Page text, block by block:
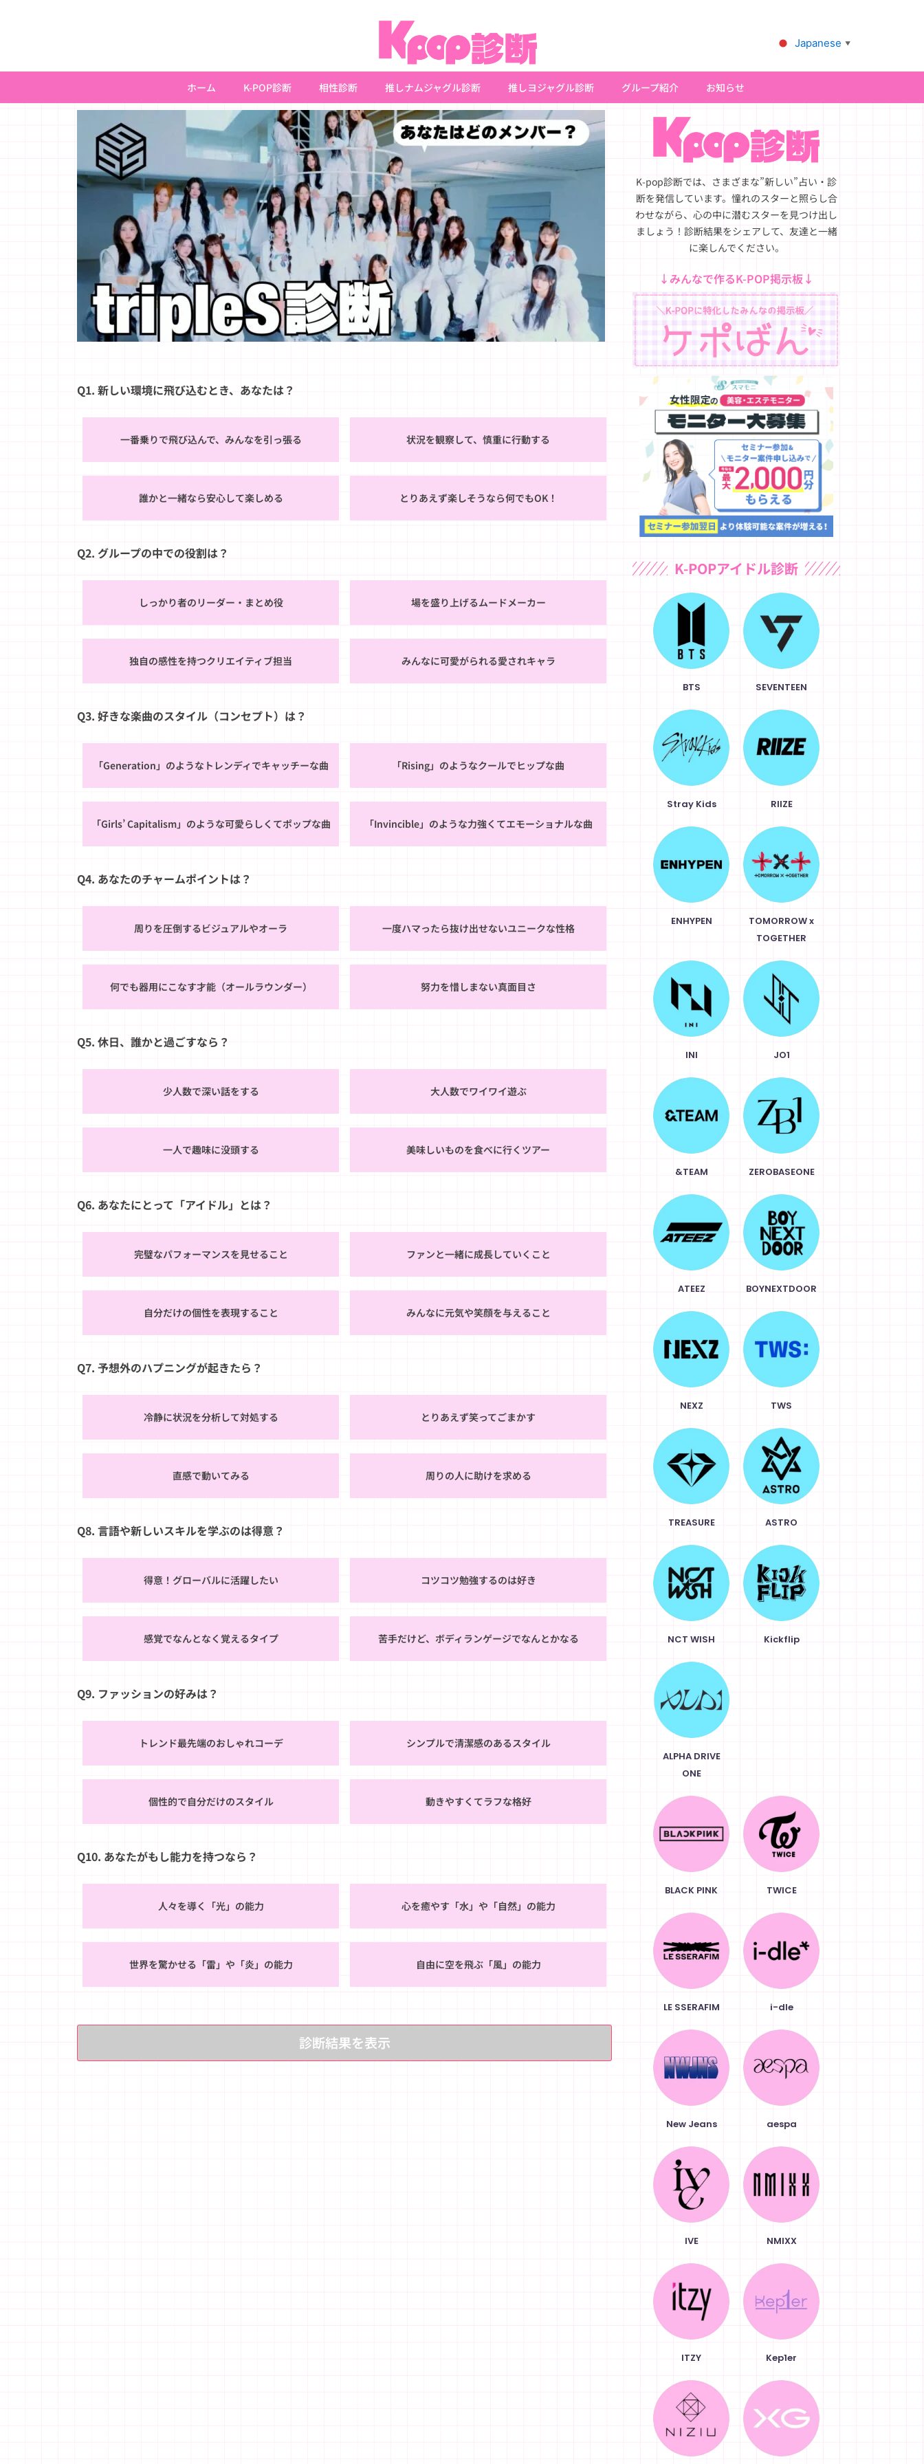
キ
プ
Japanese ▼
ホーム K-POP診断 相性診断 推しナムジャグル診断 推しヨジャグル診断 グループ紹介 お知らせ
Q1. 新しい環境に飛び込むとき、あなたは？
一番乗りで飛び込んで、みんなを引っ張る 状況を観察して、慎重に行動する
誰かと一緒なら安心して楽しめる とりあえず楽しそうなら何でもOK！
Q2. グループの中での役割は？
しっかり者のリーダー・まとめ役 場を盛り上げるムードメーカー
独自の感性を持つクリエイティブ担当 みんなに可愛がられる愛されキャラ
Q3. 好きな楽曲のスタイル（コンセプト）は？
「Generation」のようなトレンディでキャッチーな曲 「Rising」のようなクールでヒップな曲
「Girls’ Capitalism」のような可愛らしくてポップな曲 「Invincible」のような力強くてエモーショナルな曲
Q4. あなたのチャームポイントは？
周りを圧倒するビジュアルやオーラ 一度ハマったら抜け出せないユニークな性格
何でも器用にこなす才能（オールラウンダー） 努力を惜しまない真面目さ
Q5. 休日、誰かと過ごすなら？
少人数で深い話をする 大人数でワイワイ遊ぶ
一人で趣味に没頭する 美味しいものを食べに行くツアー
Q6. あなたにとって「アイドル」とは？
完璧なパフォーマンスを見せること ファンと一緒に成長していくこと
自分だけの個性を表現すること みんなに元気や笑顔を与えること
Q7. 予想外のハプニングが起きたら？
冷静に状況を分析して対処する とりあえず笑ってごまかす
直感で動いてみる 周りの人に助けを求める
Q8. 言語や新しいスキルを学ぶのは得意？
得意！グローバルに活躍したい コツコツ勉強するのは好き
感覚でなんとなく覚えるタイプ 苦手だけど、ボディランゲージでなんとかなる
Q9. ファッションの好みは？
トレンド最先端のおしゃれコーデ シンプルで清潔感のあるスタイル
個性的で自分だけのスタイル 動きやすくてラフな格好
Q10. あなたがもし能力を持つなら？
人々を導く「光」の能力 心を癒やす「水」や「自然」の能力
世界を驚かせる「雷」や「炎」の能力 自由に空を飛ぶ「風」の能力
診断結果を表示
K-pop診断では、さまざまな”新しい”占い・診
断を発信しています。憧れのスターと照らし合
わせながら、心の中に潜むスターを見つけ出し
ましょう！診断結果をシェアして、友達と一緒
に楽しんでください。
↓みんなで作るK-POP掲示板↓
K-POPアイドル診断
BTS SEVENTEEN
Stray Kids RIIZE
ENHYPEN
TOMORROW x
TOGETHER
INI JO1
&TEAM ZEROBASEONE
ATEEZ BOYNEXTDOOR
NEXZ TWS
TREASURE ASTRO
NCT WISH Kickflip
ALPHA DRIVE
ONE
BLACK PINK TWICE
LE SSERAFIM i-dle
New Jeans aespa
IVE NMIXX
ITZY Kep1er